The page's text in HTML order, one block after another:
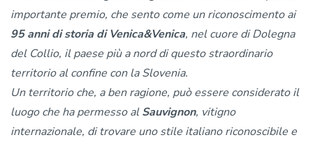
importante premio, che sento come un riconoscimento ai
95 anni di storia di Venica&Venica, nel cuore di Dolegna
del Collio, il paese più a nord di questo straordinario
territorio al confine con la Slovenia.
Un territorio che, a ben ragione, può essere considerato il
luogo che ha permesso alSauvignon, vitigno
internazionale, di trovare uno stile italiano riconoscibile e